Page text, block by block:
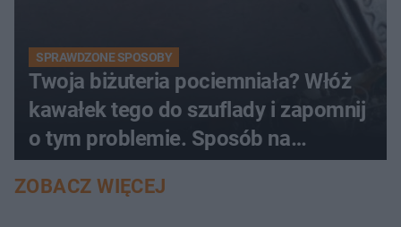
SPRAWDZONE SPOSOBY
Twoja biżuteria pociemniała? Włóż
kawałek tego do szuflady i zapomnij
o tym problemie. Sposób na
pociemniałą biżuterię
ZOBACZ WIĘCEJ